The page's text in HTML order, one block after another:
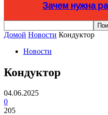
Зачем нужна
Домой Новости Кондуктор
Новости
Кондуктор
04.06.2025
0
205